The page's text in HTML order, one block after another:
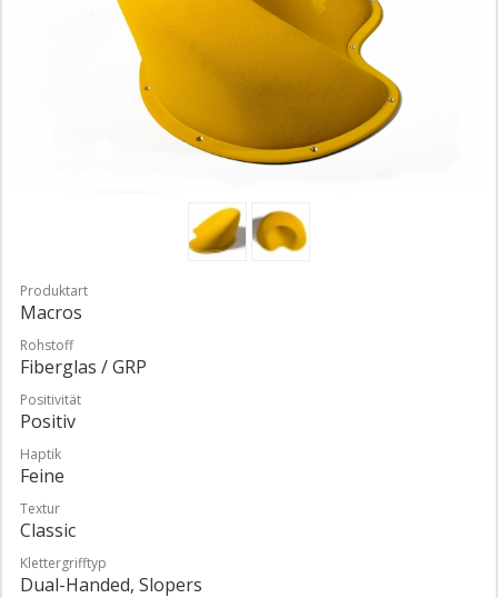
Produktart
Macros
Rohstoff
Fiberglas / GRP
Positivität
Positiv
Haptik
Feine
Textur
Classic
Klettergrifftyp
Dual-Handed, Slopers